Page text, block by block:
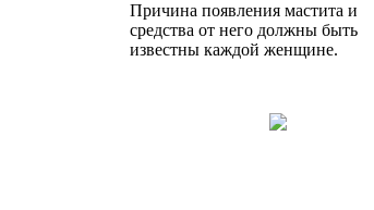
Причина появления мастита и
средства от него должны быть
известны каждой женщине.